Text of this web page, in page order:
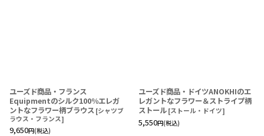
ユーズド商品・フランス
Equipmentのシルク100％エレガ
ントなフラワー柄ブラウス [シャツブ
ラウス・フランス]
9,650円(税込)
ユーズド商品・ドイツANOKHIのエ
レガントなフラワー＆ストライプ柄
ストール [ストール・ドイツ]
5,550円(税込)